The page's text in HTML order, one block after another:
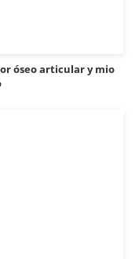
óseo articular y mio